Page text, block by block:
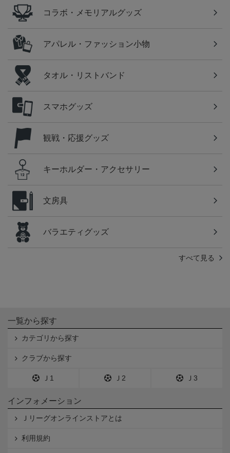
コラボ・メモリアルグッズ
アパレル・ファッション小物
タオル・リストバンド
スマホグッズ
観戦・応援グッズ
キーホルダー・アクセサリー
文房具
バラエティグッズ
すべて見る
一覧から探す
カテゴリから探す
クラブから探す
Ｊ1 Ｊ2 Ｊ3
インフォメーション
Ｊリーグオンラインストアとは
利用規約